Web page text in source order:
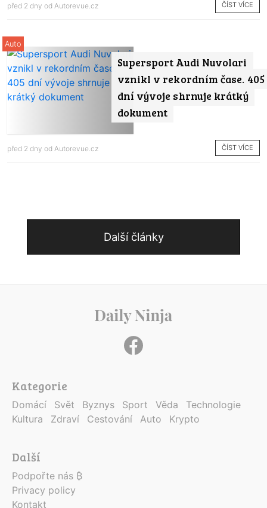
před 2 dny od Autorevue.cz ČÍST VÍCE
Supersport Audi Nuvolari
vznikl v rekordním čase. 405
dní vývoje shrnuje krátký
dokument
Auto
před 2 dny od Autorevue.cz ČÍST VÍCE
Další články
Kategorie
Domácí Svět Byznys Sport Věda
Technologie
Kultura
Zdraví Cestování Auto Krypto
Další
Podpořte nás ₿
Privacy policy
Kontakt